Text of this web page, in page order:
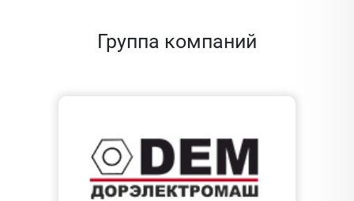
Группа компаний